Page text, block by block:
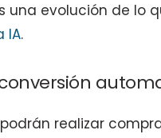
una evolución de lo
IA.
realizar